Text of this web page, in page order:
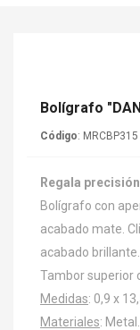
Bolígrafo
Código: MRCBP315
Regala
Bolígrafo con
acabado mate.
acabado
Tambor superior
Medidas: 0,9 x
Materiales: Metal.